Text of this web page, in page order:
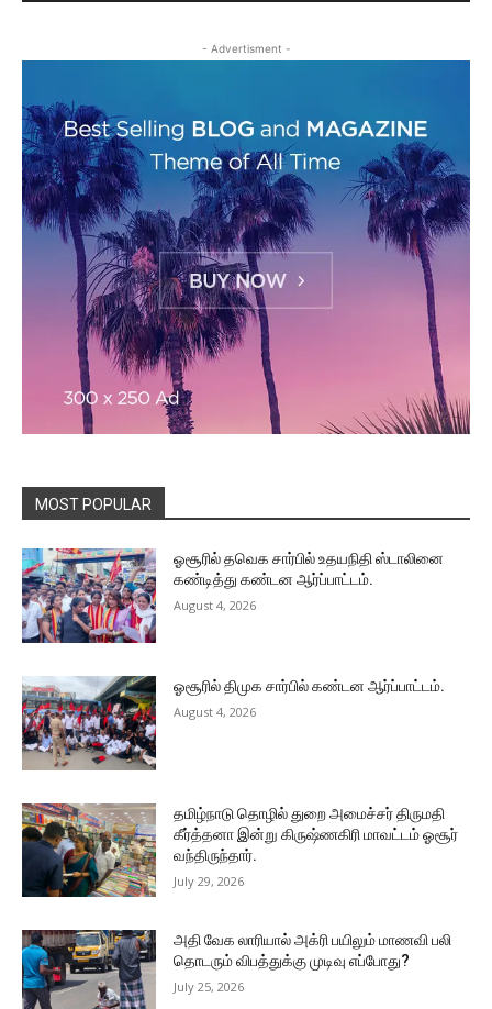
- Advertisment -
MOST POPULAR
ஓசூரில் தவெக சார்பில் உதயநிதி ஸ்டாலினை
கண்டித்து கண்டன ஆர்ப்பாட்டம்.
August 4, 2026
ஓசூரில் திமுக சார்பில் கண்டன ஆர்ப்பாட்டம்.
August 4, 2026
தமிழ்நாடு தொழில் துறை அமைச்சர் திருமதி
கீர்த்தனா இன்று கிருஷ்ணகிரி மாவட்டம் ஓசூர்
வந்திருந்தார்.
July 29, 2026
அதி வேக லாரியால் அக்ரி பயிலும் மாணவி பலி
தொடரும் விபத்துக்கு முடிவு எப்போது?
July 25, 2026